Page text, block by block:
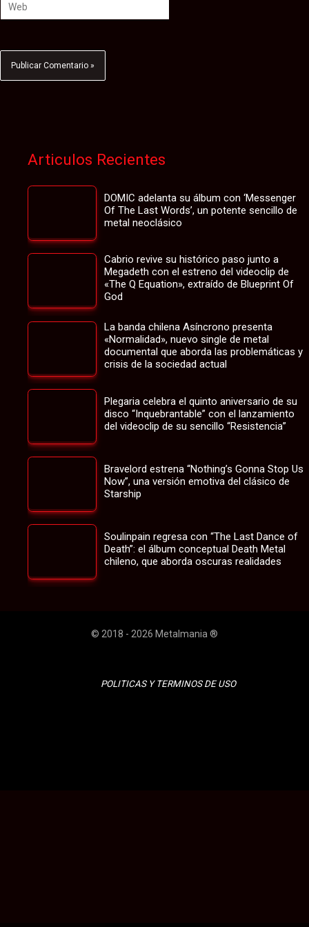
Articulos Recientes
DOMIC adelanta su álbum con ‘Messenger
Of The Last Words’, un potente sencillo de
metal neoclásico
Cabrio revive su histórico paso junto a
Megadeth con el estreno del videoclip de
«The Q Equation», extraído de Blueprint Of
God
La banda chilena Asíncrono presenta
«Normalidad», nuevo single de metal
documental que aborda las problemáticas y
crisis de la sociedad actual
Plegaria celebra el quinto aniversario de su
disco “Inquebrantable” con el lanzamiento
del videoclip de su sencillo “Resistencia”
Bravelord estrena “Nothing’s Gonna Stop Us
Now”, una versión emotiva del clásico de
Starship
Soulinpain regresa con “The Last Dance of
Death”: el álbum conceptual Death Metal
chileno, que aborda oscuras realidades
© 2018 - 2026 Metalmania ®
POLITICAS Y TERMINOS DE USO